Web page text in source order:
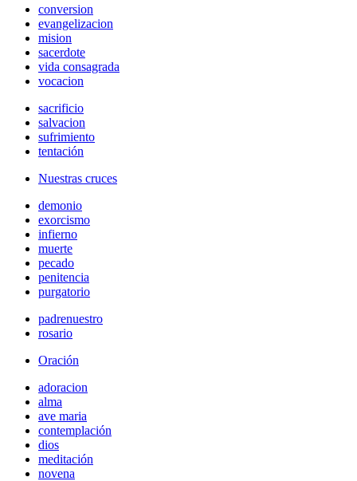
conversion
evangelizacion
mision
sacerdote
vida consagrada
vocacion
sacrificio
salvacion
sufrimiento
tentación
Nuestras cruces
demonio
exorcismo
infierno
muerte
pecado
penitencia
purgatorio
padrenuestro
rosario
Oración
adoracion
alma
ave maria
contemplación
dios
meditación
novena